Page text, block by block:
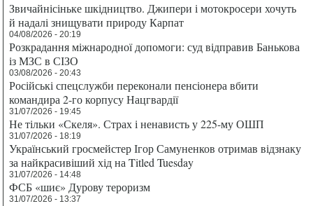
Звичайнісіньке шкідництво. Джипери і мотокросери хочуть
й надалі знищувати природу Карпат
04/08/2026 - 20:19
Розкрадання міжнародної допомоги: суд відправив Банькова
із МЗС в СІЗО
03/08/2026 - 20:43
Російські спецслужби переконали пенсіонера вбити
командира 2-го корпусу Нацгвардії
31/07/2026 - 19:45
Не тільки «Скеля». Страх і ненависть у 225-му ОШП
31/07/2026 - 18:19
Український гросмейстер Ігор Самуненков отримав відзнаку
за найкрасивіший хід на Titled Tuesday
31/07/2026 - 14:48
ФСБ «шиє» Дурову тероризм
31/07/2026 - 13:37